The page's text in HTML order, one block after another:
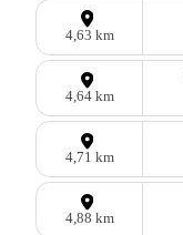
4,63 km
4,64 km
4,71 km
4,88 km